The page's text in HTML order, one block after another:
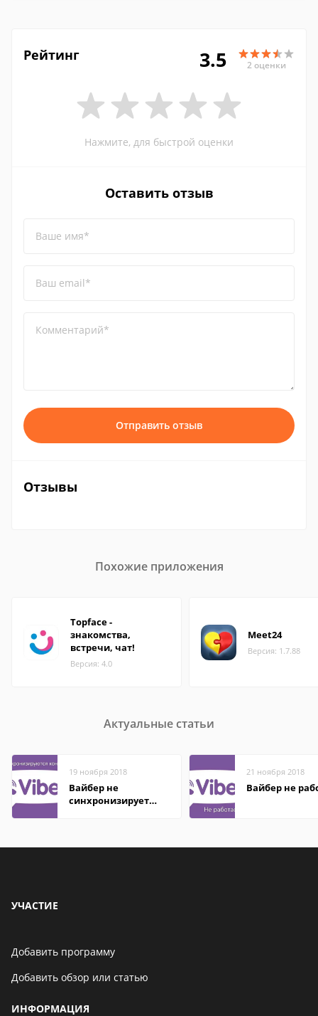
Рейтинг 3.5 2 оценки
Нажмите, для быстрой оценки
Оставить отзыв
Ваше имя*
Ваш email*
Комментарий*
Отправить отзыв
Отзывы
Похожие приложения
Topface -
знакомства,
встречи, чат!
Версия: 4.0
Meet24
Версия: 1.7.88
Актуальные статьи
19 ноября 2018
Вайбер не
синхронизирует
21 ноября 2018
Вайбер не
УЧАСТИЕ
Добавить программу
Добавить обзор или статью
ИНФОРМАЦИЯ